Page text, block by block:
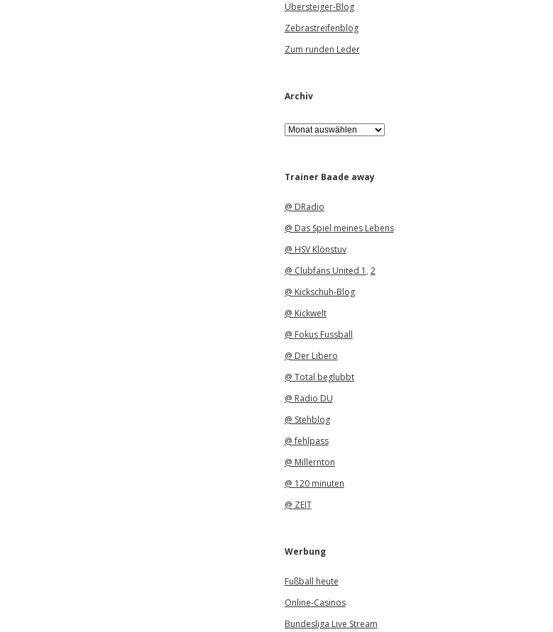
Übersteiger-Blog
Zebrastreifenblog
Zum runden Leder
Archiv
A
r
iTrainer Baade away
@ DRadio
@ Das Spiel meines Lebens
@ HSV Klönstuv
@ Clubfans United 1 , 2
@ Kickschuh-Blog
@ Kickwelt
@ Fokus Fussball
@ Der Libero
@ Total beglubbt
@ Radio DU
@ Stehblog
@ fehlpass
@ Millernton
@ 120 minuten
@ ZEIT
Werbung
Fußball heute
Online-Casinos
Bundesliga Live Stream